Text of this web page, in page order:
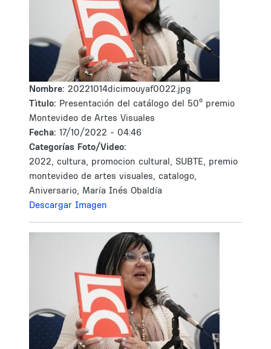
Nombre: 20221014dicimouyaf0022.jpg
Tìtulo: Presentación del catálogo del 50º premio
Montevideo de Artes Visuales
Fecha: 17/10/2022 - 04:46
Categorías Foto/Video:
2022, cultura, promocion cultural, SUBTE, premio
montevideo de artes visuales, catalogo,
Aniversario, María Inés Obaldía
Descargar Imagen